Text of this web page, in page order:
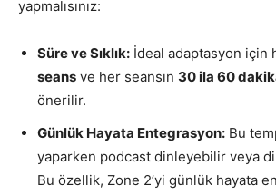
yapmalısınız:
Süre ve Sıklık: İdeal adaptasyon için
seans ve her seansın 30 ila 60
önerilir.
Günlük Hayata Entegrasyon: Bu
yaparken podcast dinleyebilir veya
Bu özellik, Zone 2’yi günlük hayata